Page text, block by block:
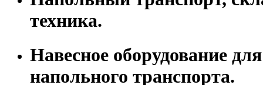
техника.
Навесное оборудование для
напольного транспорта.